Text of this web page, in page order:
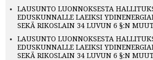
LAUSUNTO LUONNOKSESTA
EDUSKUNNALLE LAEIKSI
SEKÄ RIKOSLAIN 34 LUVUN 6 §:N
LAUSUNTO LUONNOKSESTA
EDUSKUNNALLE LAEIKSI
SEKÄ RIKOSLAIN 34 LUVUN 6 §:N